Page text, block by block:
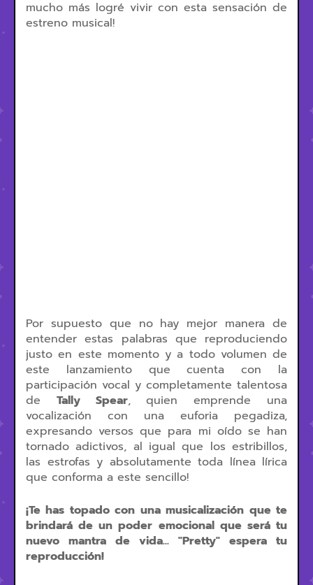
mucho más logré vivir con esta sensación de
estreno musical!
Por supuesto que no hay mejor manera de
entender estas palabras que reproduciendo
justo en este momento y a todo volumen de
este lanzamiento que cuenta con la
participación vocal y completamente talentosa
de Tally Spear, quien emprende una
vocalización con una euforia pegadiza,
expresando versos que para mi oído se han
tornado adictivos, al igual que los estribillos,
las estrofas y absolutamente toda línea lírica
que conforma a este sencillo!
¡Te has topado con una musicalización que te
brindará de un poder emocional que será tu
nuevo mantra de vida... "Pretty" espera tu
reproducción!